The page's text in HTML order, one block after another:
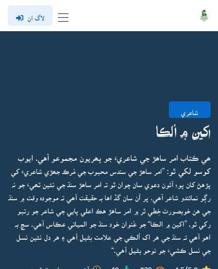
لاگ ان
شاعري
اکين ۾ اُلڪا
ھي ڪتاب امر ساھڙ جي شاعريءَ جو پھريون مجموعو آهي. ايوب
کوسو لکي ٿو: ”امر ساھڙ جي سندس محبوب جي مُرڪ جھڙي شاعريءَ کي
پڙهڻ کان پوءِ آئون دعوي سان چوان ٿو تہ امر ساھڙ سنڌ جي نئين ٽھيءَ جو نہ
رڳو نمائندو شاعر آھي، پر اُن سان گڏ اها بہ حقيقت آھي تہ موجودہ وقت ۾ سنڌ
جي هن خوبصورت خِطي ٿر ۾ امر ساهڙ هڪ اعلي پايي جي شاعر جو رتبو
رکي ٿو. ”اکين ۾ الڪا“ جو عُنوان خود سنڌ جو المياتي عڪاس آهي. سچ بہ
اهو آھي تہ سنڌ جي هر اک اُلڪي جي علامت بڻيل آهي ۽ هر دل نئين نسل
جي نسل ڪشيءَ جو نوحو بڻيل آهي.“
4.5/5.0
379
49 آخري ڀيرو اپڊيٽ ٿيو: